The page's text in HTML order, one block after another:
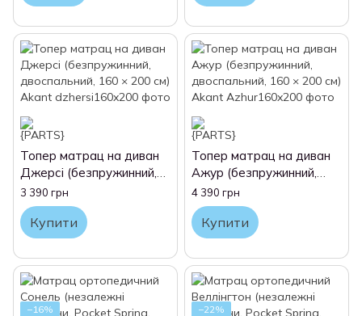
Топер матрац на диван
Джерсі (безпружинний,
двоспальний, 160 × 200
см) Akant
3 390 грн
Купити
Топер матрац на диван
Ажур (безпружинний,
двоспальний, 160 × 200
см) Akant
4 390 грн
Купити
−16% −22%